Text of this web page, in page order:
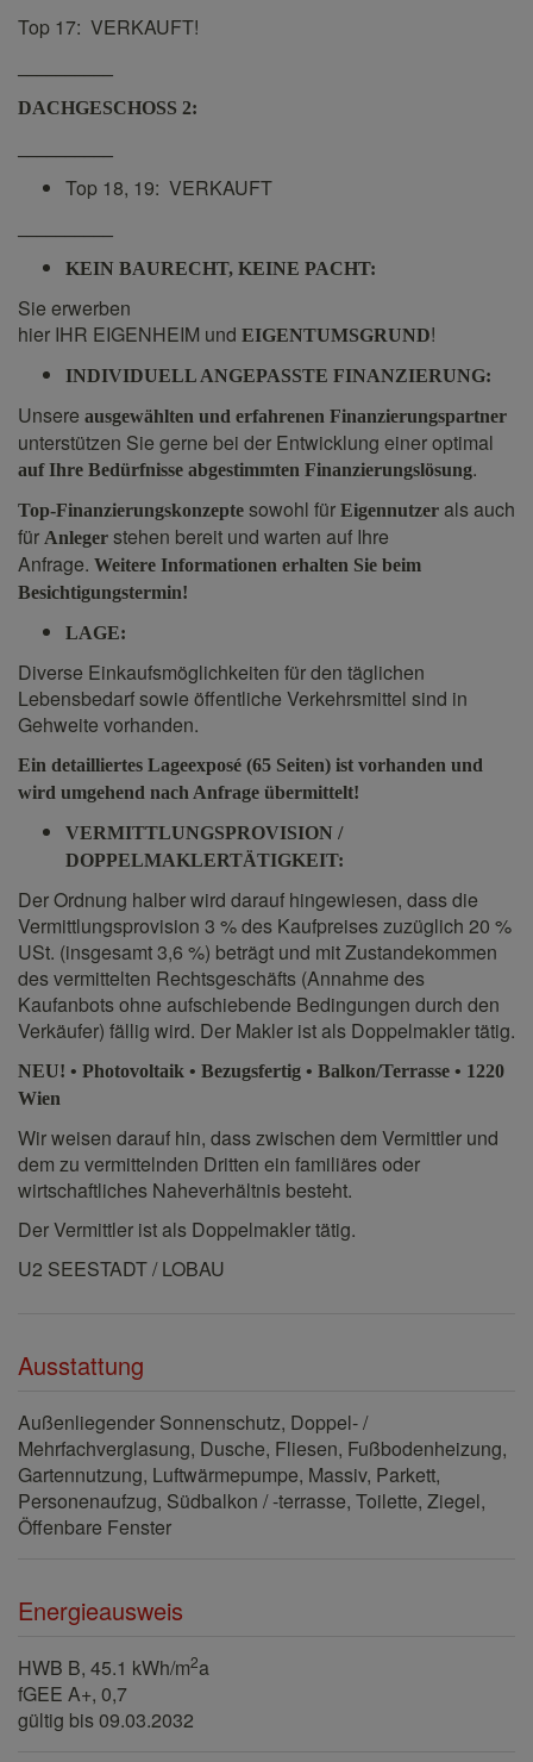
Top 17: VERKAUFT!
DACHGESCHOSS 2:
Top 18, 19: VERKAUFT
KEIN BAURECHT, KEINE PACHT:
Sie erwerben
hier IHR EIGENHEIM und EIGENTUMSGRUND!
INDIVIDUELL ANGEPASSTE FINANZIERUNG:
Unsere ausgewählten und erfahrenen Finanzierungspartner
unterstützen Sie gerne bei der Entwicklung einer optimal
auf Ihre Bedürfnisse abgestimmten Finanzierungslösung.
Top-Finanzierungskonzepte sowohl für Eigennutzer als auch
für Anleger stehen bereit und warten auf Ihre
Anfrage. Weitere Informationen erhalten Sie beim
Besichtigungstermin!
LAGE:
Diverse Einkaufsmöglichkeiten für den täglichen
Lebensbedarf sowie öffentliche Verkehrsmittel sind in
Gehweite vorhanden.
Ein detailliertes Lageexposé (65 Seiten) ist vorhanden und
wird umgehend nach Anfrage übermittelt!
VERMITTLUNGSPROVISION /
DOPPELMAKLERTÄTIGKEIT:
Der Ordnung halber wird darauf hingewiesen, dass die
Vermittlungsprovision 3 % des Kaufpreises zuzüglich 20 %
USt. (insgesamt 3,6 %) beträgt und mit Zustandekommen
des vermittelten Rechtsgeschäfts (Annahme des
Kaufanbots ohne aufschiebende Bedingungen durch den
Verkäufer) fällig wird. Der Makler ist als Doppelmakler tätig.
NEU! • Photovoltaik • Bezugsfertig • Balkon/Terrasse • 1220
Wien
Wir weisen darauf hin, dass zwischen dem Vermittler und
dem zu vermittelnden Dritten ein familiäres oder
wirtschaftliches Naheverhältnis besteht.
Der Vermittler ist als Doppelmakler tätig.
U2 SEESTADT / LOBAU
Ausstattung
Außenliegender Sonnenschutz Doppel- /
Mehrfachverglasung Dusche Fliesen Fußbodenheizung
Gartennutzung Luftwärmepumpe Massiv Parkett
Personenaufzug Südbalkon / -terrasse Toilette Ziegel
Öffenbare Fenster
Energieausweis
HWB B, 45.1 kWh/m2a
fGEE A+, 0,7
gültig bis09.03.2032